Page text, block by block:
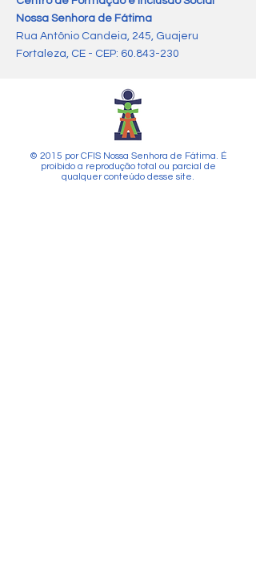
Nossa Senhora de Fátima
Rua Antônio Candeia, 245, Guajeru
Fortaleza, CE - CEP: 60.843-230
© 2015 por CFIS Nossa Senhora de Fátima. É
proibido a reprodução total ou parcial de
qualquer conteúdo desse site.